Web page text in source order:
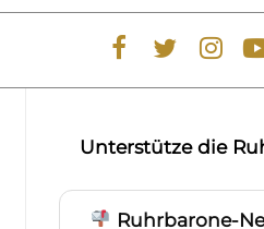
Unterstütze die
Ruhrbarone-